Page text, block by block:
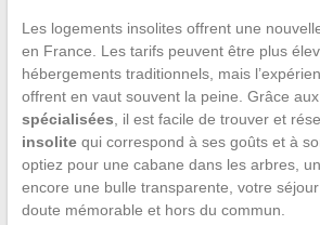
Les logements insolites offrent une
en France. Les tarifs peuvent être plus
hébergements traditionnels, mais
offrent en vaut souvent la peine. Grâce aux
spécialisées, il est facile de trouver et
insolitequi correspond à ses goûts et à
optiez pour une cabane dans les arbres,
encore une bulle transparente, votre
doute mémorable et hors du commun.